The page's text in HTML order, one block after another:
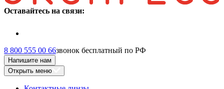
Оставайтесь на связи:
8 800 555 00 66звонок бесплатный по РФ
Напишите нам
Открыть меню